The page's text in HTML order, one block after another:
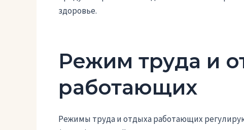
здоровье.
Режим труда и
работающих
Режимы труда и отдыха работающих